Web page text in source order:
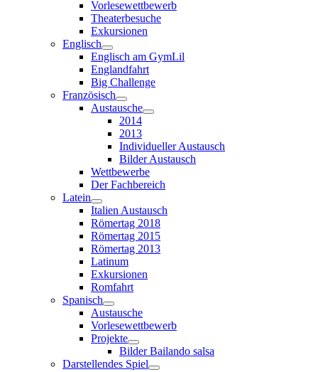
Vorlesewettbewerb
Theaterbesuche
Exkursionen
Englisch
Englisch am GymLil
Englandfahrt
Big Challenge
Französisch
Austausche
2014
2013
Individueller Austausch
Bilder Austausch
Wettbewerbe
Der Fachbereich
Latein
Italien Austausch
Römertag 2018
Römertag 2015
Römertag 2013
Latinum
Exkursionen
Romfahrt
Spanisch
Austausche
Vorlesewettbewerb
Projekte
Bilder Bailando salsa
Darstellendes Spiel